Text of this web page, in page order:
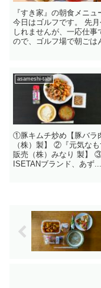
『すき家』の朝食メニ
今日はゴルフです。 先
しれませんが、一応仕
ので、ゴルフ場で朝ごは
asameshi-tabi
①豚キムチ炒め【豚バラ
（株）製】 ②『元気な
販売（株）みなり 製】
ISETANブランド、あず...